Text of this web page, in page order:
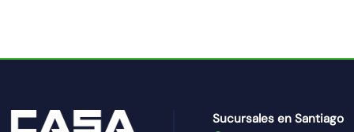
Sucursales en Santiago